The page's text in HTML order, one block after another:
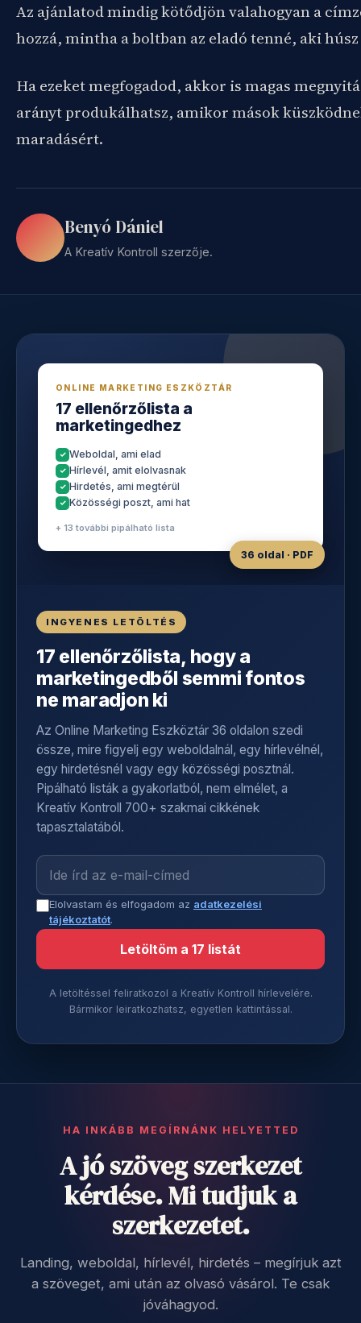
Az ajánlatod mindig kötődjön valahogyan a
hozzá, mintha a boltban az eladó tenné, aki
Ha ezeket megfogadod, akkor is magas
arányt produkálhatsz, amikor mások
maradásért.
Benyó Dániel
A Kreatív Kontroll szerzője.
ONLINE MARKETING ESZKÖZTÁR
17 ellenőrzőlista a
marketingedhez
Weboldal, ami elad
Hírlevél, amit elolvasnak
Hirdetés, ami megtérül
Közösségi poszt, ami hat
+ 13 további pipálható lista
36 oldal · PDF
INGYENES LETÖLTÉS
17 ellenőrzőlista, hogy a
marketingedből semmi fontos
ne maradjon ki
Az Online Marketing Eszköztár 36 oldalon szedi
össze, mire figyelj egy weboldalnál, egy hírlevélnél,
egy hirdetésnél vagy egy közösségi posztnál.
Pipálható listák a gyakorlatból, nem elmélet, a
Kreatív Kontroll 700+ szakmai cikkének
tapasztalatából.
Elolvastam és elfogadom az adatkezelési
tájékoztatót.
Letöltöm a 17 listát
A letöltéssel feliratkozol a Kreatív Kontroll hírlevelére.
Bármikor leiratkozhatsz, egyetlen kattintással.
HA INKÁBB MEGÍRNÁNK HELYETTED
A jó szöveg szerkezet
kérdése. Mi tudjuk a
szerkezetet.
Landing, weboldal, hírlevél, hirdetés – megírjuk azt
a szöveget, ami után az olvasó vásárol. Te csak
jóváhagyod.